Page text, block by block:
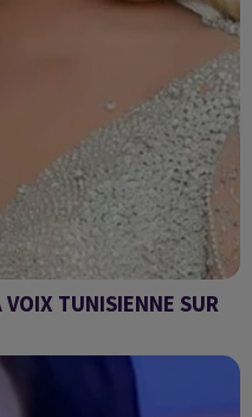
VOIX TUNISIENNE SUR
Radio Orient